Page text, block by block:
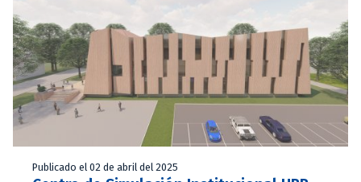
Publicado el 02 de abril del 2025